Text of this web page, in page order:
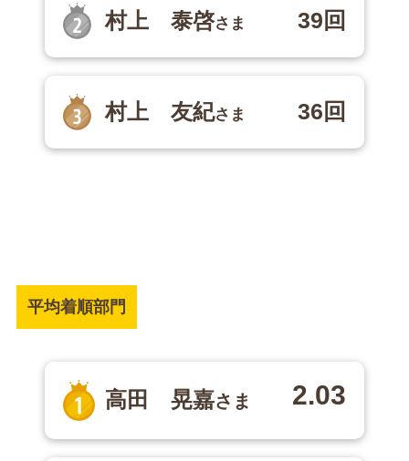
村上 泰啓さま 39回
村上 友紀さま 36回
平均着順部門
高田 晃嘉さま 2.03